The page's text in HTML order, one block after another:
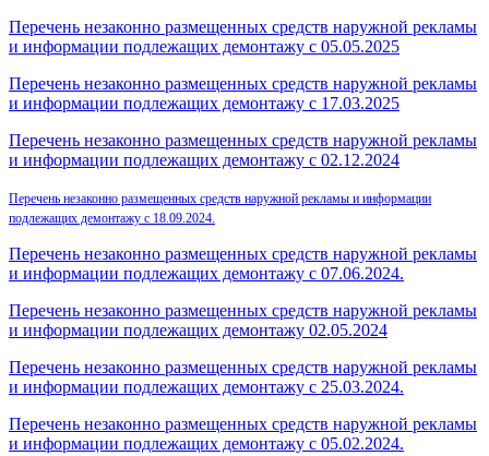
Перечень незаконно размещенных средств наружной рекламы
и информации подлежащих демонтажу с 05.05.2025
Перечень незаконно размещенных средств наружной рекламы
и информации подлежащих демонтажу с 17.03.2025
Перечень незаконно размещенных средств наружной рекламы
и информации подлежащих демонтажу с 02.12.2024
Перечень незаконно размещенных средств наружной рекламы и информации
подлежащих демонтажу с 18.09.2024.
Перечень незаконно размещенных средств наружной рекламы
и информации подлежащих демонтажу c 07.06.2024.
Перечень незаконно размещенных средств наружной рекламы
и информации подлежащих демонтажу 02.05.2024
Перечень незаконно размещенных средств наружной рекламы
и информации подлежащих демонтажу c 25.03.2024.
Перечень незаконно размещенных средств наружной рекламы
и информации подлежащих демонтажу c 05.02.2024.